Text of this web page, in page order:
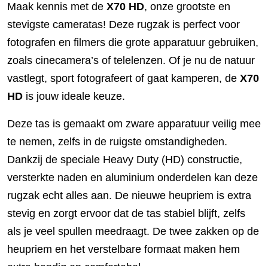
Maak kennis met de X70 HD, onze grootste en
stevigste cameratas! Deze rugzak is perfect voor
fotografen en filmers die grote apparatuur gebruiken,
zoals cinecamera’s of telelenzen. Of je nu de natuur
vastlegt, sport fotografeert of gaat kamperen, de X70
HD is jouw ideale keuze.
Deze tas is gemaakt om zware apparatuur veilig mee
te nemen, zelfs in de ruigste omstandigheden.
Dankzij de speciale Heavy Duty (HD) constructie,
versterkte naden en aluminium onderdelen kan deze
rugzak echt alles aan. De nieuwe heupriem is extra
stevig en zorgt ervoor dat de tas stabiel blijft, zelfs
als je veel spullen meedraagt. De twee zakken op de
heupriem en het verstelbare formaat maken hem